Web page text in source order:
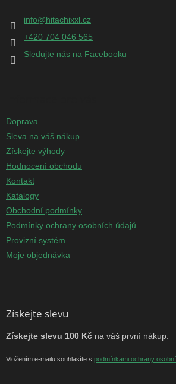
info@hitachixxl.cz
+420 704 046 565
Sledujte nás na Facebooku
Doprava
Sleva na váš nákup
Získejte výhody
Hodnocení obchodu
Kontakt
Katalogy
Obchodní podmínky
Podmínky ochrany osobních údajů
Provizní systém
Moje objednávka
Získejte slevu
Získejte slevu 100 Kč na váš první nákup.
Vložením e-mailu souhlasíte s podmínkami ochrany